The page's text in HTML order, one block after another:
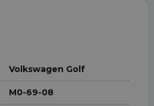
Volkswagen Golf
M0-69-08